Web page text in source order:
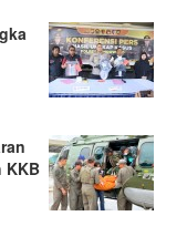
KKB